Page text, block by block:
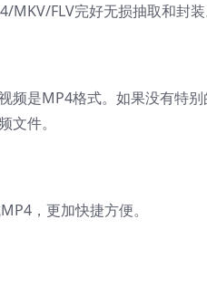
MKV/FLV完好无损抽取和封装
频是MP4格式。如果没有特别
件。
，更加快捷方便。